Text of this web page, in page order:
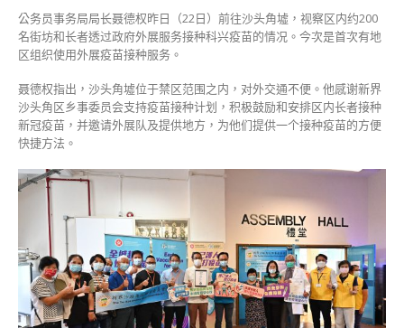
种
科
兴
疫
苗〉
中
公务员事务局局长聂德权昨日（22日）前往沙头角墟，视察区内约200
名街坊和长者透过政府外展服务接种科兴疫苗的情况。今次是首次有地
区组织使用外展疫苗接种服务。
聂德权指出，沙头角墟位于禁区范围之内，对外交通不便。他感谢新界
沙头角区乡事委员会支持疫苗接种计划，积极鼓励和安排区内长者接种
新冠疫苗，并邀请外展队及提供地方，为他们提供一个接种疫苗的方便
快捷方法。